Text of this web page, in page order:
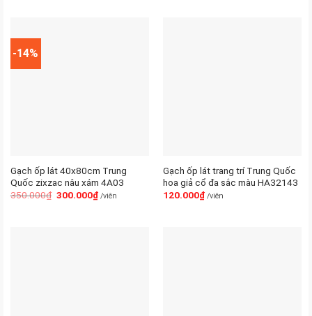
-14%
Gạch ốp lát 40x80cm Trung
Quốc zixzac nâu xám 4A03
350.000₫ 300.000₫/viên
Gạch ốp lát trang trí Trung Quốc
hoa giả cổ đa sắc màu HA32143
120.000₫/viên